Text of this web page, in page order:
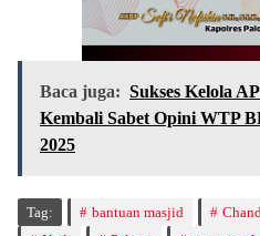
Baca juga: Sukses Kelola
Kembali Sabet Opini WTP
2025
Tag: bantuan masjid